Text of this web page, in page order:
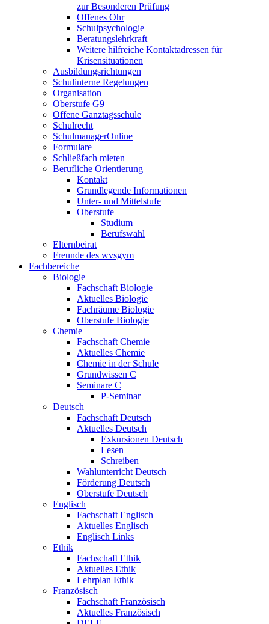
zur Besonderen Prüfung
Offenes Ohr
Schulpsychologie
Beratungslehrkraft
Weitere hilfreiche Kontaktadressen für
Krisensituationen
Ausbildungsrichtungen
Schulinterne Regelungen
Organisation
Oberstufe G9
Offene Ganztagsschule
Schulrecht
SchulmanagerOnline
Formulare
Schließfach mieten
Berufliche Orientierung
Kontakt
Grundlegende Informationen
Unter- und Mittelstufe
Oberstufe
Studium
Berufswahl
Elternbeirat
Freunde des wvsgym
Fachbereiche
Biologie
Fachschaft Biologie
Aktuelles Biologie
Fachräume Biologie
Oberstufe Biologie
Chemie
Fachschaft Chemie
Aktuelles Chemie
Chemie in der Schule
Grundwissen C
Seminare C
P-Seminar
Deutsch
Fachschaft Deutsch
Aktuelles Deutsch
Exkursionen Deutsch
Lesen
Schreiben
Wahlunterricht Deutsch
Förderung Deutsch
Oberstufe Deutsch
Englisch
Fachschaft Englisch
Aktuelles Englisch
Englisch Links
Ethik
Fachschaft Ethik
Aktuelles Ethik
Lehrplan Ethik
Französisch
Fachschaft Französisch
Aktuelles Französisch